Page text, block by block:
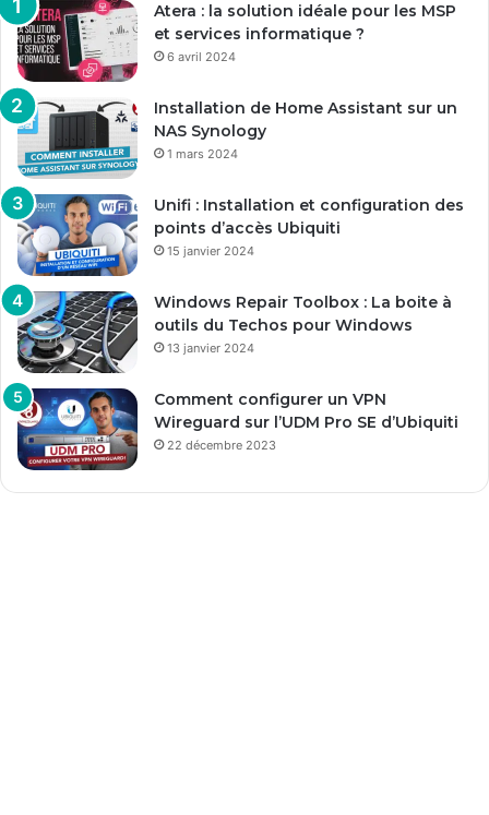
Atera : la solution idéale pour les MSP
et services informatique ?
6 avril 2024
Installation de Home Assistant sur un
NAS Synology
1 mars 2024
Unifi : Installation et configuration des
points d’accès Ubiquiti
15 janvier 2024
Windows Repair Toolbox : La boite à
outils du Techos pour Windows
13 janvier 2024
Comment configurer un VPN
Wireguard sur l’UDM Pro SE d’Ubiquiti
22 décembre 2023